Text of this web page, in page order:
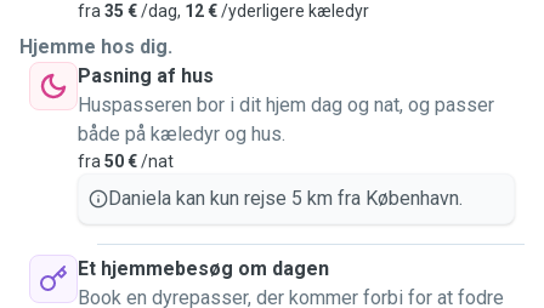
fra 35 €/dag, 12 €/yderligere kæledyr
Hjemme hos dig.
Pasning af hus
Huspasseren bor i dit hjem dag og nat, og passer
både på kæledyr og hus.
fra 50 €/nat
Daniela kan kun rejse 5 km fra København.
Et hjemmebesøg om dagen
Book en dyrepasser, der kommer forbi for at fodre